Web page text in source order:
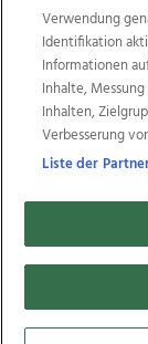
Weitere
TV1
Life Radio
OÖN
Verwendung
Identifikation
Informationen
Inhalte,
Inhalten,
Verbesserung
Liste der